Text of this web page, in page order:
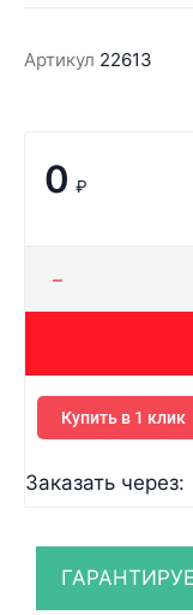
Артикул 22613
0 ₽
Купить в 1 клик
Заказать через: